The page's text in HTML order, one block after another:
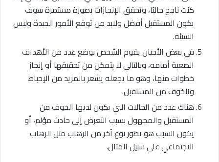
كنت ناجح حاليًا، وتحقق الإنجازات بصورة مستمرة سوف
يكون المستقبل أفضل ولابد من توقع الأمور الجيدة وليس
السيئة.
في بعض الأحيان يقوم الشخص بوضع عدد من الأهداف
الصعبة أمامه، وبالتالي لا يتمكن من تحقيقها أو إنجاز
خطوات منها، وهو ما يجعله يشعر بالمزيد من الإحباط
والخوف من المستقبل.
هناك عدد من الحالات التي يكون لديها الخوف من
المستقبل والمجهول بسبب التعرض إلى حادث مؤلم، أو
يكون السبب هو تطور نوع آخر من الرهاب مثل الرهاب
الاجتماعي على سبيل المثال.